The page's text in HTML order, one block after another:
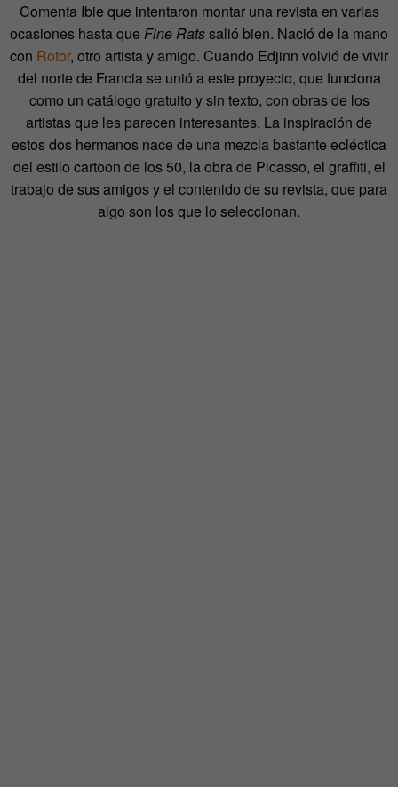
Comenta Ibie que intentaron montar una revista en varias
ocasiones hasta que Fine Ratssalió bien. Nació de la mano
con Rotor, otro artista y amigo. Cuando Edjinn volvió de vivir
del norte de Francia se unió a este proyecto, que funciona
como un catálogo gratuito y sin texto, con obras de los
artistas que les parecen interesantes. La inspiración de
estos dos hermanos nace de una mezcla bastante ecléctica
del estilo cartoon de los 50, la obra de Picasso, el graffiti, el
trabajo de sus amigos y el contenido de su revista, que para
algo son los que lo seleccionan.